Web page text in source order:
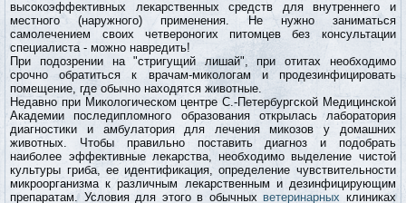
высокоэффективных лекарственных средств для внутреннего и
местного (наружного) применения. Не нужно заниматься
самолечением своих четвероногих питомцев без консультации
специалиста - можно навредить!
При подозрении на "стригущий лишай", при отитах необходимо
срочно обратиться к врачам-микологам и продезинфицировать
помещение, где обычно находятся животные.
Недавно при Микологическом центре С.-Петербургской Медицинской
Академии последипломного образования открылась лаборатория
диагностики и амбулатория для лечения микозов у домашних
животных. Чтобы правильно поставить диагноз и подобрать
наиболее эффективные лекарства, необходимо выделение чистой
культуры гриба, ее идентификация, определение чувствительности
микроорганизма к различным лекарственным и дезинфицирующим
препаратам. Условия для этого в обычных ветеринарных клиниках